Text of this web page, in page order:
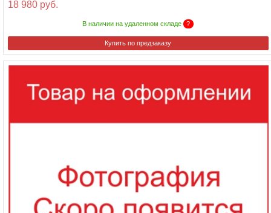
18 980 руб.
В наличии на удаленном складе ?
Купить по предзаказу